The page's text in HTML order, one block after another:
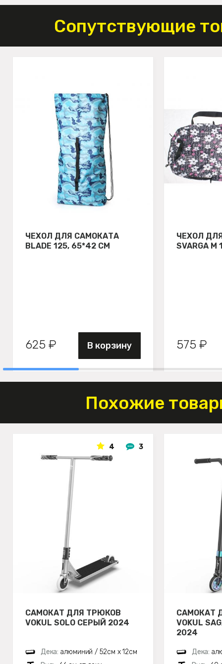
Сопутствующие
ЧЕХОЛ ДЛЯ САМОКАТА
BLADE 125, 65*42 СМ
625 ₽ В корзину
ЧЕХОЛ
SVARGA М
575 ₽
Похожие
4 3
САМОКАТ ДЛЯ ТРЮКОВ
VOKUL SOLO СЕРЫЙ 2024
Дека: алюминий / 52см х 12см
САМОКАТ
VOKUL
2024
Дека: